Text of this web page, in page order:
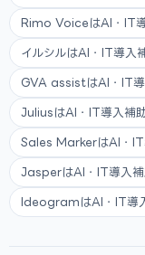
Rimo VoiceはAI・IT導
イルシルはAI・IT導入
GVA assistはAI・IT導
JuliusはAI・IT導入補
Sales MarkerはAI・IT
JasperはAI・IT導入補
IdeogramはAI・IT導